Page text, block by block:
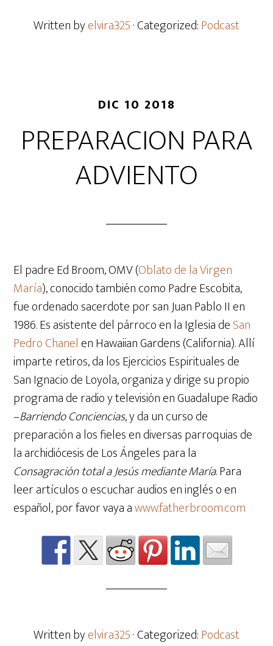
Written byelvira325· Categorized:Podcast
DIC 10 2018
PREPARACION PARA
ADVIENTO
El padre Ed Broom, OMV (Oblato de la Virgen
María), conocido también como Padre Escobita,
fue ordenado sacerdote por san Juan Pablo II en
1986. Es asistente del párroco en la Iglesia deSan
Pedro Chanel en Hawaiian Gardens (California). Allí
imparte retiros, da los Ejercicios Espirituales de
San Ignacio de Loyola, organiza y dirige su propio
programa de radio y televisión en Guadalupe Radio
–Barriendo Conciencias, y da un curso de
preparación a los fieles en diversas parroquias de
la archidiócesis de Los Ángeles para la
Consagración total a Jesús mediante María. Para
leer artículos o escuchar audios en inglés o en
español, por favor vaya awww.fatherbroom.com
Written byelvira325· Categorized:Podcast